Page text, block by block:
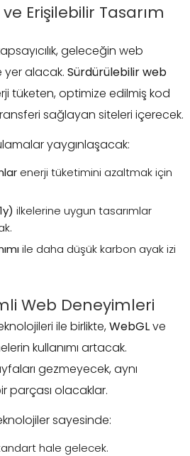
Erişilebilir Tasarım
geleceğin web
yer alacak. Sürdürülebilir web
tüketen, optimize edilmiş kod
sağlayan siteleri içerecek.
yaygınlaşacak:
enerji tüketimini azaltmak için
ilkelerine uygun tasarımlar
ile daha düşük karbon ayak izi
Web Deneyimleri
ile birlikte,WebGLve
kullanımı artacak.
gezmeyecek, aynı
parçası olacaklar.
sayesinde:
hale gelecek.